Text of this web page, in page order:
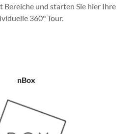
Bereiche und starten Sie hier Ihre
360° Tour.
nBox